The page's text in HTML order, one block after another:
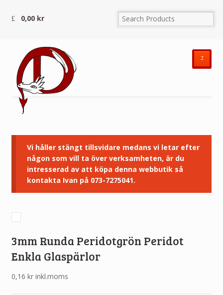
0,00 kr
²
Vi håller stängt tillsvidare medans vi letar efter
någon som vill ta över verksamheten, är du
intresserad av att köpa denna webbutik så
kontakta Ivan på 073-7275041.
3mm Runda Peridotgrön Peridot
Enkla Glaspärlor
0,16 kr inkl.moms